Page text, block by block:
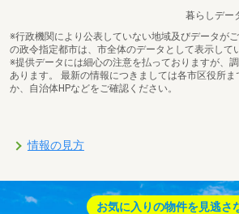
暮らしデー
※行政機関により公表していない地域及びデータが
の政令指定都市は、市全体のデータとして表示して
※提供データには細心の注意を払っておりますが、
あります。 最新の情報につきましては各市区役所ま
か、自治体HPなどをご確認ください。
情報の見方
お気に入りの物件を見逃さ